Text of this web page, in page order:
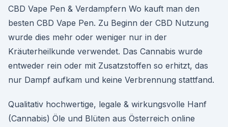
CBD Vape Pen & Verdampfern Wo kauft man den
besten CBD Vape Pen. Zu Beginn der CBD Nutzung
wurde dies mehr oder weniger nur in der
Kräuterheilkunde verwendet. Das Cannabis wurde
entweder rein oder mit Zusatzstoffen so erhitzt, das
nur Dampf aufkam und keine Verbrennung stattfand.
Qualitativ hochwertige, legale & wirkungsvolle Hanf
(Cannabis) Öle und Blüten aus Österreich online